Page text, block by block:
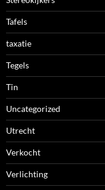
Tafels
taxatie
Tegels
Tin
Uncategorized
Utrecht
Verkocht
Verlichting